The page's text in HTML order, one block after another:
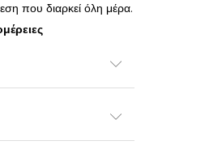
που διαρκεί όλη μέρα.